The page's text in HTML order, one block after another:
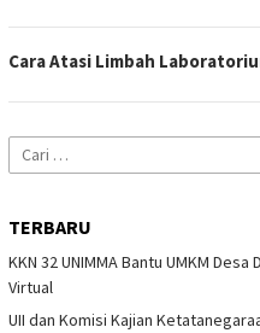
Cara Atasi Limbah
Cari
untuk:
TERBARU
KKN 32 UNIMMA Bantu UMKM
Virtual
UII dan Komisi Kajian